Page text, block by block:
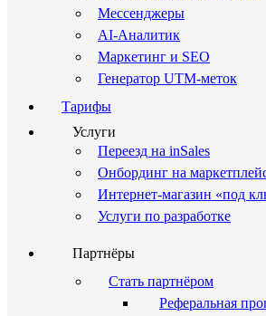
Мессенджеры
AI-Аналитик
Маркетинг и SEO
Генератор UTM-меток
Тарифы
Услуги
Переезд на inSales
Онбординг на
Интернет-магазин «под
Услуги по разработке
Партнёры
Стать партнёром
Реферальная